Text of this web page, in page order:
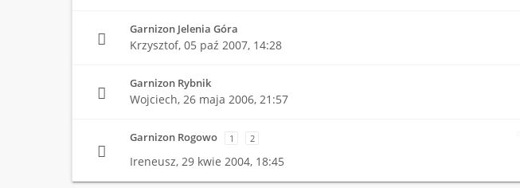
Garnizon Jelenia Góra
Krzysztof, 05 paź 2007, 14:28
Garnizon Rybnik
Wojciech, 26 maja 2006, 21:57
Garnizon Rogowo 1 2
Ireneusz, 29 kwie 2004, 18:45